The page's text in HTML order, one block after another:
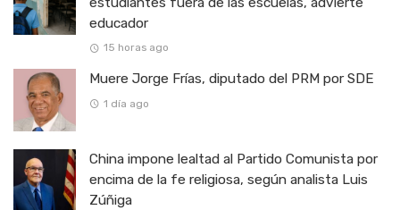
educador
15 horas ago
Muere Jorge Frías, diputado del PRM por SDE
1 día ago
China impone lealtad al Partido Comunista por
encima de la fe religiosa, según analista Luis
Zúñiga